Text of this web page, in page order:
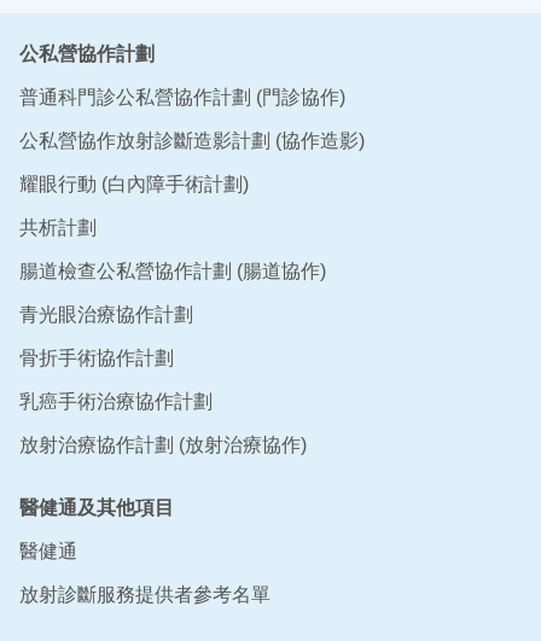
公私營協作計劃
普通科門診公私營協作計劃 (門診協作)
公私營協作放射診斷造影計劃 (協作造影)
耀眼行動 (白內障手術計劃)
共析計劃
腸道檢查公私營協作計劃 (腸道協作)
青光眼治療協作計劃
骨折手術協作計劃
乳癌手術治療協作計劃
放射治療協作計劃 (放射治療協作)
醫健通及其他項目
醫健通
放射診斷服務提供者參考名單